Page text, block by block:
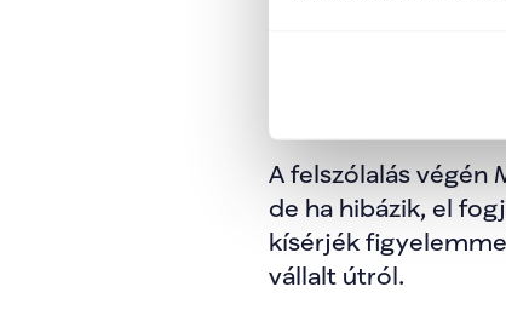
és a kormány
A felszólalás végén
de ha hibázik, el
kísérjék
vállalt útról.